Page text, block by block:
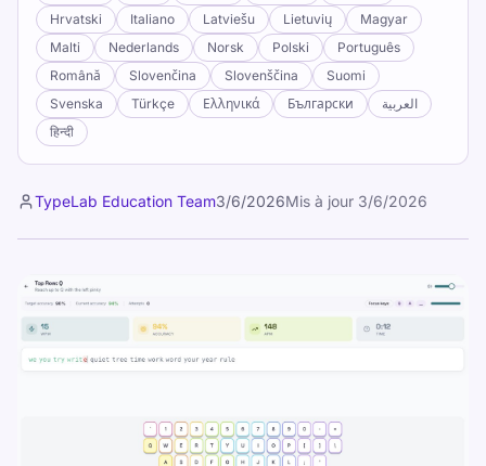
Hrvatski
Italiano Latviešu Lietuvių
Magyar
Malti
Nederlands Norsk Polski
Português
Română
Slovenčina Slovenščina
Suomi
Svenska
Türkçe Ελληνικά Български
العربية
हिन्दी
TypeLab Education Team3/6/2026Mis à jour 3/6/2026